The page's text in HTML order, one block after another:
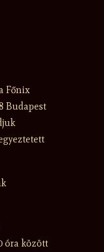
Főnix
Budapest
óra között